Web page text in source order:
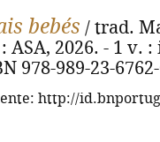
bebés / trad.
ASA, 2026. - 1 v.
978-989-23-
http://